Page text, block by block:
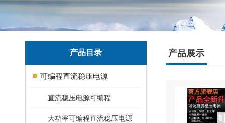
产品目录
可编程直流稳压电源
直流稳压电源可编程
大功率可编程直流稳压电源
产品展示